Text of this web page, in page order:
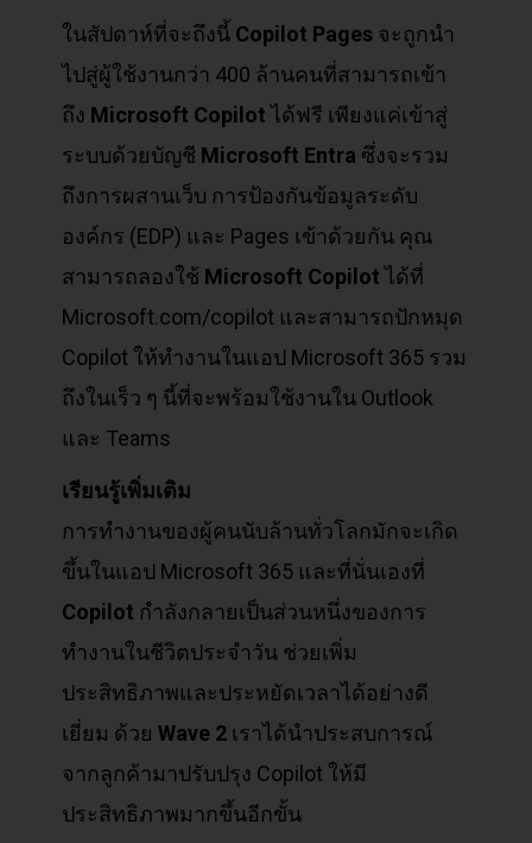
ในสัปดาห์ที่จะถึงนี้ Copilot Pages จะถูกนำ
ไปสู่ผู้ใช้งานกว่า 400 ล้านคนที่สามารถเข้า
ถึง Microsoft Copilot ได้ฟรี เพียงแค่เข้าสู่
ระบบด้วยบัญชี Microsoft Entra ซึ่งจะรวม
ถึงการผสานเว็บ การป้องกันข้อมูลระดับ
องค์กร (EDP) และ Pages เข้าด้วยกัน คุณ
สามารถลองใช้ Microsoft Copilot ได้ที่
Microsoft.com/copilot และสามารถปักหมุด
Copilot ให้ทำงานในแอป Microsoft 365 รวม
ถึงในเร็ว ๆ นี้ที่จะพร้อมใช้งานใน Outlook
และ Teams
เรียนรู้เพิ่มเติม
การทำงานของผู้คนนับล้านทั่วโลกมักจะเกิด
ขึ้นในแอป Microsoft 365 และที่นั่นเองที่
Copilot กำลังกลายเป็นส่วนหนึ่งของการ
ทำงานในชีวิตประจำวัน ช่วยเพิ่ม
ประสิทธิภาพและประหยัดเวลาได้อย่างดี
เยี่ยม ด้วยWave 2 เราได้นำประสบการณ์
จากลูกค้ามาปรับปรุง Copilot ให้มี
ประสิทธิภาพมากขึ้นอีกขั้น